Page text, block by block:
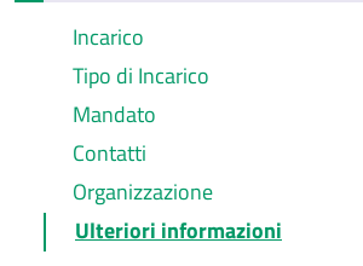
Incarico
Tipo di Incarico
Mandato
Contatti
Organizzazione
Ulteriori informazioni